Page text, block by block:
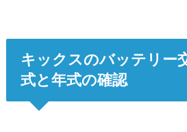
キックスのバッテリー
式と年式の確認